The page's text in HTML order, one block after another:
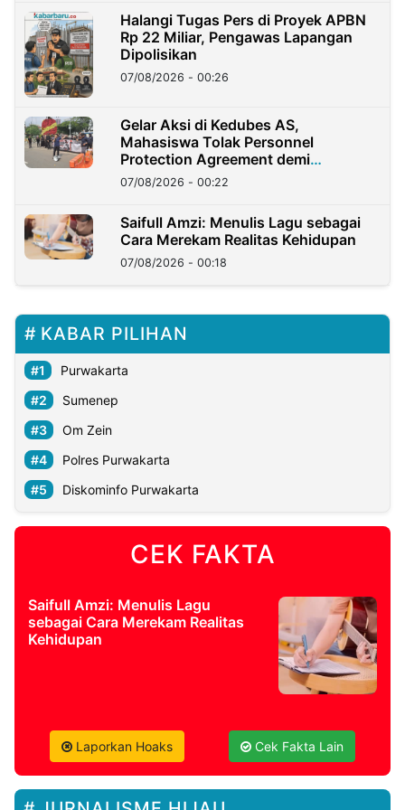
Halangi Tugas Pers di Proyek APBN
Rp 22 Miliar, Pengawas Lapangan
Dipolisikan
07/08/2026 - 00:26
Gelar Aksi di Kedubes AS,
Mahasiswa Tolak Personnel
Protection Agreement demi
Kedaulatan Negara
07/08/2026 - 00:22
Saifull Amzi: Menulis Lagu sebagai
Cara Merekam Realitas Kehidupan
07/08/2026 - 00:18
KABAR PILIHAN
Purwakarta
Sumenep
Om Zein
Polres Purwakarta
Diskominfo Purwakarta
CEK FAKTA
Saifull Amzi: Menulis Lagu
sebagai Cara Merekam Realitas
Kehidupan
Laporkan Hoaks Cek Fakta Lain